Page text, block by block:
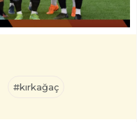
#kırkağaç